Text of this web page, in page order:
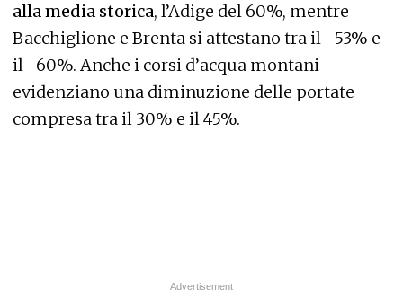
alla media storica, l’Adige del 60%, mentre
Bacchiglione e Brenta si attestano tra il -53% e
il -60%. Anche i corsi d’acqua montani
evidenziano una diminuzione delle portate
compresa tra il 30% e il 45%.